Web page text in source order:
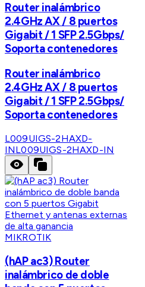
Router inalámbrico
2.4GHz AX / 8 puertos
Gigabit / 1 SFP 2.5Gbps/
Soporta contenedores
Router inalámbrico
2.4GHz AX / 8 puertos
Gigabit / 1 SFP 2.5Gbps/
Soporta contenedores
L009UIGS-2HAXD-
INL009UIGS-2HAXD-IN
MIKROTIK
(hAP ac3) Router
inalámbrico de doble